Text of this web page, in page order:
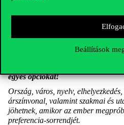
Beállítások
Sok esetben a lakáskeresés, a
és az utazás megszervezése
utolsó pillanatra! Hasonlóan
vagy a jelentkezési folyamat során.
egyes opciókat!
Ország, város, nyelv,
árszínvonal, valamint szakmai és
jöhetnek, amikor az ember
preferencia-sorrendjét.